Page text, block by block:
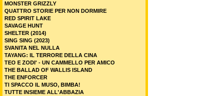
MONSTER GRIZZLY
QUATTRO STORIE PER NON DORMIRE
RED SPIRIT LAKE
SAVAGE HUNT
SHELTER (2014)
SING SING (2023)
SVANITA NEL NULLA
TAYANG: IL TERRORE DELLA CINA
TEO E ZODI' - UN CAMMELLO PER AMICO
THE BALLAD OF WALLIS ISLAND
THE ENFORCER
TI SPACCO IL MUSO, BIMBA!
TUTTE INSIEME ALL'ABBAZIA